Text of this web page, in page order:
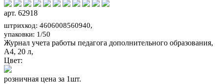
арт. 62918
штрихкод: 4606008560940,
упаковки: 1/50
Журнал учета работы педагога дополнительного образования,
А4, 20 л,
Цвет:
розничная цена за 1шт.